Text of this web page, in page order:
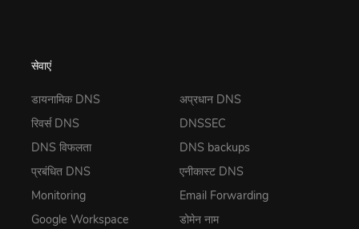
सेवाएं
डायनामिक DNS
रिवर्स DNS
DNS विफलता
प्रबंधित DNS
Monitoring
Google Workspace
अप्रधान DNS
DNSSEC
DNS backups
एनीकास्ट DNS
Email Forwarding
डोमेन नाम